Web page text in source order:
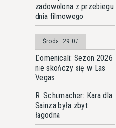
zadowolona z przebiegu
dnia filmowego
Środa 29.07
Domenicali: Sezon 2026
nie skończy się w Las
Vegas
R. Schumacher: Kara dla
Sainza była zbyt
łagodna